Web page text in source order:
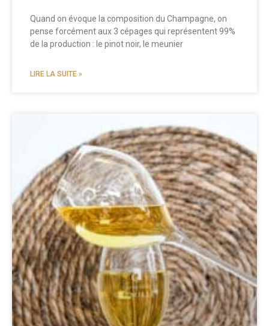
Quand on évoque la composition du Champagne, on
pense forcément aux 3 cépages qui représentent 99%
de la production : le pinot noir, le meunier
LIRE LA SUITE »